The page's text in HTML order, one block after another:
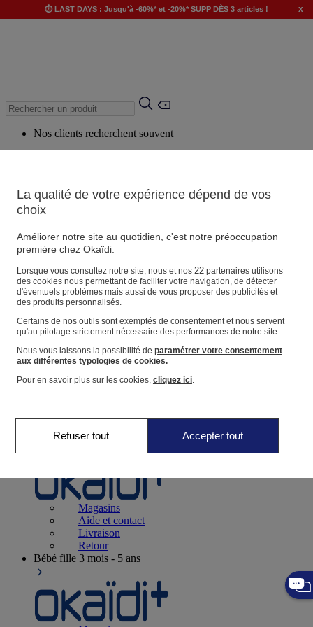
⏱️ LAST DAYS : Jusqu'à -60%* et -20%* SUPP DÈS 3 articles ! x
Nos clients recherchent souvent
Produits suggérés
Voir tous les produits
Magasin
Vos informations personnelles
Suivre une commande
Panier
Favoris
Naissance0-12 mois
Magasins
Aide et contact
Livraison
Retour
Bébé fille 3 mois - 5 ans
La qualité de votre expérience dépend de vos
choix
Améliorer notre site au quotidien, c'est notre préoccupation
première chez Okaïdi.
Lorsque vous consultez notre site, nous et nos 22partenaires utilisons
des cookies nous permettant de faciliter votre navigation, de détecter
d'éventuels problèmes mais aussi de vous proposer des publicités et
des produits personnalisés.
Certains de nos outils sont exemptés de consentement et nous servent
qu'au pilotage strictement nécessaire des performances de notre site.
Nous vous laissons la possibilité de paramétrer votre consentement
aux différentes typologies de cookies.
Pour en savoir plus sur les cookies, cliquez ici.
Refuser tout Accepter tout